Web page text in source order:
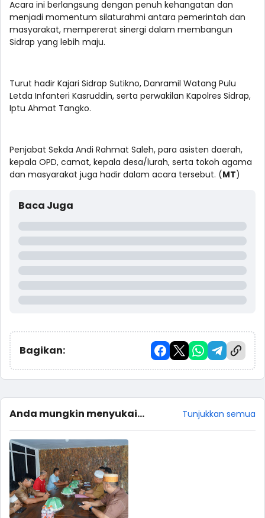
Acara ini berlangsung dengan penuh kehangatan dan
menjadi momentum silaturahmi antara pemerintah dan
masyarakat, mempererat sinergi dalam membangun
Sidrap yang lebih maju.
Turut hadir Kajari Sidrap Sutikno, Danramil Watang Pulu
Letda Infanteri Kasruddin, serta perwakilan Kapolres Sidrap,
Iptu Ahmat Tangko.
Penjabat Sekda Andi Rahmat Saleh, para asisten daerah,
kepala OPD, camat, kepala desa/lurah, serta tokoh agama
dan masyarakat juga hadir dalam acara tersebut. (MT)
Baca Juga
Bagikan:
Anda mungkin menyukai
postingan ini
Tunjukkan semua